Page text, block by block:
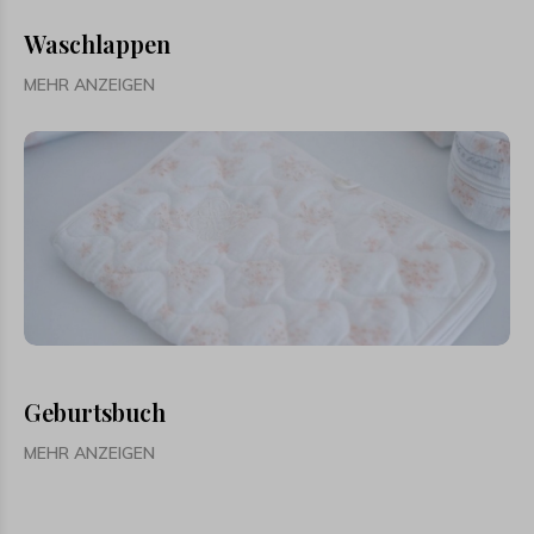
Waschlappen
MEHR ANZEIGEN
Geburtsbuch
MEHR ANZEIGEN